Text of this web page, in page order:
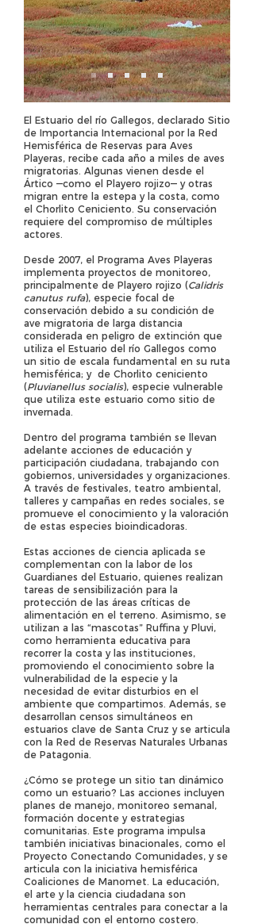
El Estuario del río Gallegos, declarado Sitio
de Importancia Internacional por la Red
Hemisférica de Reservas para Aves
Playeras, recibe cada año a miles de aves
migratorias. Algunas vienen desde el
Ártico —como el Playero rojizo— y otras
migran entre la estepa y la costa, como
el Chorlito Ceniciento. Su conservación
requiere del compromiso de múltiples
actores.
Desde 2007, el Programa Aves Playeras
implementa proyectos de monitoreo,
principalmente de Playero rojizo (Calidris
canutus rufa), especie focal de
conservación debido a su condición de
ave migratoria de larga distancia
considerada en peligro de extinción que
utiliza el Estuario del río Gallegos como
un sitio de escala fundamental en su ruta
hemisférica; y de Chorlito ceniciento
(Pluvianellus socialis), especie vulnerable
que utiliza este estuario como sitio de
invernada.
Dentro del programa también se llevan
adelante acciones de educación y
participación ciudadana, trabajando con
gobiernos, universidades y organizaciones.
A través de festivales, teatro ambiental,
talleres y campañas en redes sociales, se
promueve el conocimiento y la valoración
de estas especies bioindicadoras.
Estas acciones de ciencia aplicada se
complementan con la labor de los
Guardianes del Estuario, quienes realizan
tareas de sensibilización para la
protección de las áreas críticas de
alimentación en el terreno. Asimismo, se
utilizan a las “mascotas” Ruffina y Pluvi,
como herramienta educativa para
recorrer la costa y las instituciones,
promoviendo el conocimiento sobre la
vulnerabilidad de la especie y la
necesidad de evitar disturbios en el
ambiente que compartimos. Además, se
desarrollan censos simultáneos en
estuarios clave de Santa Cruz y se articula
con la Red de Reservas Naturales Urbanas
de Patagonia.
¿Cómo se protege un sitio tan dinámico
como un estuario? Las acciones incluyen
planes de manejo, monitoreo semanal,
formación docente y estrategias
comunitarias. Este programa impulsa
también iniciativas binacionales, como el
Proyecto Conectando Comunidades, y se
articula con la iniciativa hemisférica
Coaliciones de Manomet. La educación,
el arte y la ciencia ciudadana son
herramientas centrales para conectar a la
comunidad con el entorno costero.